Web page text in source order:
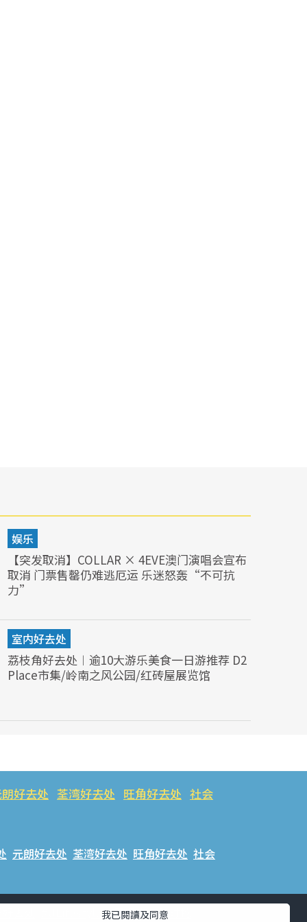
娱乐
【突发取消】COLLAR × 4EVE澳门演唱会宣布
取消 门票售罄仍难逃厄运 乐迷怒轰“不可抗
力”
室内好去处
荔枝角好去处︱逾10大游乐美食一日游推荐 D2
Place市集/岭南之风公园/红砖屋展览馆
好去处 荃湾好去处 旺角好去处 社会
元朗好去处 荃湾好去处 旺角好去处 社会
#ULifestyle应用程式 #限时抢
我已閱讀及同意